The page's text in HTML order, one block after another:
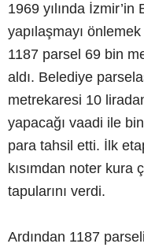
1969 yılında
yapılaşmayı
1187 parsel 69 bin
aldı. Belediye
metrekaresi 10
yapacağı vaadi ile
para tahsil etti. İlk
kısımdan noter kura
tapularını verdi.
Ardından 1187